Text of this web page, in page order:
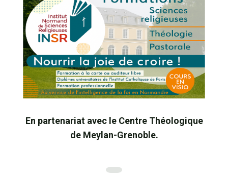
En partenariat avec le Centre Théologique
de Meylan-Grenoble.